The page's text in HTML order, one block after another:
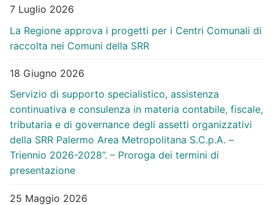
7 Luglio 2026
La Regione approva i progetti per i Centri Comunali di
raccolta nei Comuni della SRR
18 Giugno 2026
Servizio di supporto specialistico, assistenza
continuativa e consulenza in materia contabile, fiscale,
tributaria e di governance degli assetti organizzativi
della SRR Palermo Area Metropolitana S.C.p.A. –
Triennio 2026-2028”. – Proroga dei termini di
presentazione
25 Maggio 2026